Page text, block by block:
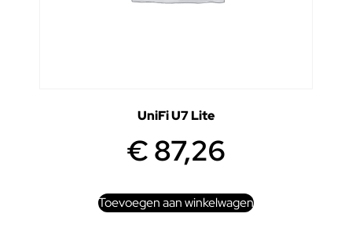
UniFi U7 Lite
€87,26
Toevoegen aan winkelwagen